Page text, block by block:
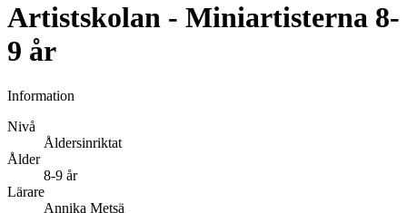
Artistskolan - Miniartisterna 8-
9 år
Information
Nivå
Åldersinriktat
Ålder
8-9 år
Lärare
Annika Metsä